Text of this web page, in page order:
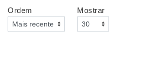
Ordem
Mostrar